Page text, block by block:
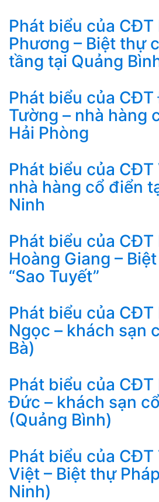
Phát biểu của CĐT
Phương – Biệt thự
tầng tại Quảng
Phát biểu của
Tường – nhà hàng
Hải Phòng
Phát biểu của CĐT
nhà hàng cổ điển
Ninh
Phát biểu của CĐT
Hoàng Giang –
“Sao Tuyết”
Phát biểu của CĐT
Ngọc – khách sạn
Bà)
Phát biểu của CĐT
Đức – khách sạn
(Quảng Bình)
Phát biểu của CĐT
Việt – Biệt thự
Ninh)